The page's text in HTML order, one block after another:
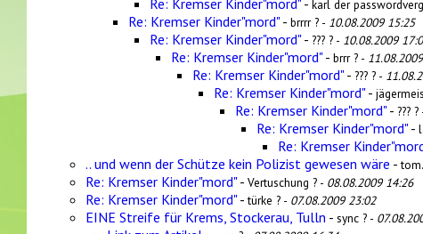
Re: Kremser Kinder"mord"- karl der
Re: Kremser Kinder"mord"- brrrr ? - 10.08.2009 15:25
Re: Kremser Kinder"mord"- ??? ? - 10.08.2009
Re: Kremser Kinder"mord"- brrr ? -
Re: Kremser Kinder"mord"- ??? ? -
Re: Kremser Kinder"mord"-
Re: Kremser Kinder"mord"- ??? ?
Re: Kremser Kinder"mord"-
Re: Kremser
.. und wenn der Schütze kein Polizist gewesen wäre -
Re: Kremser Kinder"mord"- Vertuschung ? - 08.08.2009 14:26
Re: Kremser Kinder"mord"-türke ? - 07.08.2009 23:02
EINE Streife für Krems, Stockerau, Tulln - sync ? -